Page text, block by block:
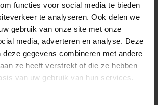
functies voor social media te bieden
te analyseren. Ook delen we
gebruik van onze site met onze
media, adverteren en analyse. Deze
deze gegevens combineren met andere
ze heeft verstrekt of die ze hebben
van uw gebruik van hun services.